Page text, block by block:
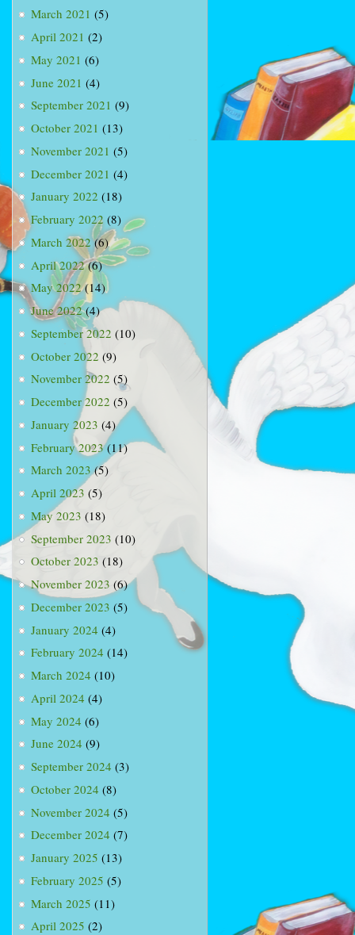
March 2021 (5)
April 2021 (2)
May 2021 (6)
June 2021 (4)
September 2021 (9)
October 2021 (13)
November 2021 (5)
December 2021 (4)
January 2022 (18)
February 2022 (8)
March 2022(6)
April 2022(6)
May 2022(14)
June 2022(4)
September 2022 (10)
October 2022 (9)
November 2022 (5)
December 2022 (5)
January 2023 (4)
February 2023(11)
March 2023(5)
April 2023 (5)
May 2023 (18)
September 2023 (10)
October 2023 (18)
November 2023 (6)
December 2023 (5)
January 2024 (4)
February 2024 (14)
March 2024 (10)
April 2024 (4)
May 2024 (6)
June 2024 (9)
September 2024 (3)
October 2024 (8)
November 2024 (5)
December 2024 (7)
January 2025 (13)
February 2025 (5)
March 2025 (11)
April 2025 (2)